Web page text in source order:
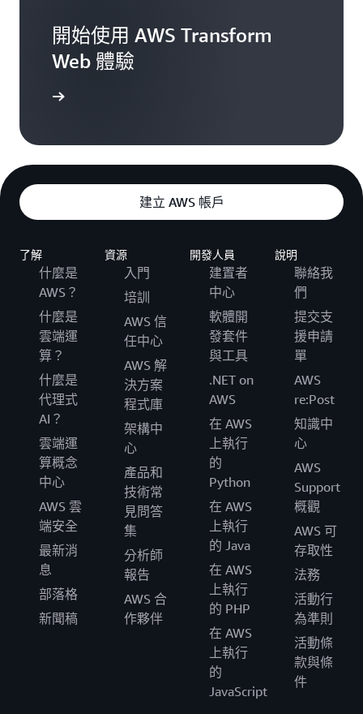
開始使用 AWS Transform
Web 體驗
建立 AWS 帳戶
了解
什麼是
AWS？
什麼是
雲端運
算？
什麼是
代理式
AI？
雲端運
算概念
中心
AWS 雲
端安全
最新消
息
部落格
新聞稿
資源
入門
培訓
AWS 信
任中心
AWS 解
決方案
程式庫
架構中
心
產品和
技術常
見問答
集
分析師
報告
AWS 合
作夥伴
開發人員
建置者
中心
軟體開
發套件
與工具
.NET on
AWS
在 AWS
上執行
的
Python
在 AWS
上執行
的 Java
在 AWS
上執行
的 PHP
在 AWS
上執行
的
JavaScript
說明
聯絡我
們
提交支
援申請
單
AWS
re:Post
知識中
心
AWS
Support
概觀
AWS 可
存取性
法務
活動行
為準則
活動條
款與條
件